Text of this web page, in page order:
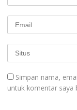
Simpan nama,
untuk komentar saya